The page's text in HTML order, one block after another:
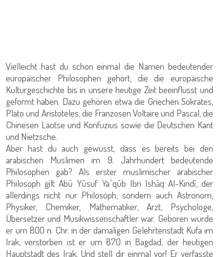
Vielleicht hast du schon einmal die Namen bedeutender
europäischer Philosophen gehört, die die europäische
Kulturgeschichte bis in unsere heutige Zeit beeinflusst und
geformt haben. Dazu gehören etwa die Griechen Sokrates,
Plato und Aristoteles, die Franzosen Voltaire und Pascal, die
Chinesen Laotse und Konfuzius sowie die Deutschen Kant
und Nietzsche.
Aber hast du auch gewusst, dass es bereits bei den
arabischen Muslimen im 9. Jahrhundert bedeutende
Philosophen gab? Als erster muslimischer arabischer
Philosoph gilt Abū Yūsuf Yaʿqūb Ibn Ishāq Al-Kindī, der
allerdings nicht nur Philosoph, sondern auch Astronom,
Physiker, Chemiker, Mathematiker, Arzt, Psychologe,
Übersetzer und Musikwissenschaftler war. Geboren wurde
er um 800 n. Chr. in der damaligen Gelehrtenstadt Kufa im
Irak, verstorben ist er um 870 in Bagdad, der heutigen
Hauptstadt des Irak. Und stell dir einmal vor! Er verfasste